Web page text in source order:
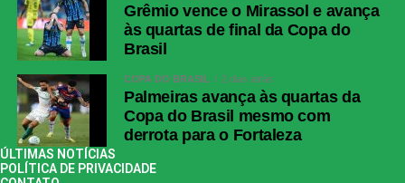
Grêmio vence o Mirassol e avança
às quartas de final da Copa do
Brasil
COPA DO BRASIL 2 dias atrás
Palmeiras avança às quartas da
Copa do Brasil mesmo com
derrota para o Fortaleza
ÚLTIMAS NOTÍCIAS
POLÍTICA DE PRIVACIDADE